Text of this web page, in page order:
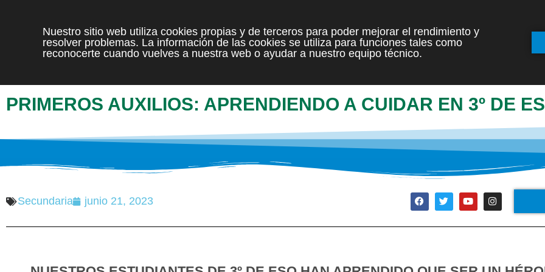
INICIO
PRIMEROS AUXILIOS: APRENDIENDO A CUIDAR EN 3º DE
Secundaria junio 21, 2023
Nuestro sitio web utiliza cookies propias y de terceros para poder mejorar el rendimiento y
resolver problemas. La información de las cookies se utiliza para funciones tales como
reconocerte cuando vuelves a nuestra web o ayudar a nuestro equipo técnico.